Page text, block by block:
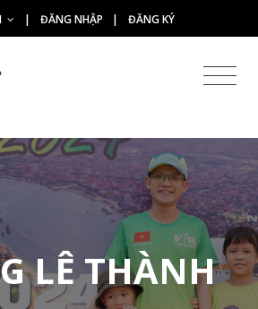
| ĐĂNG NHẬP | ĐĂNG KÝ
LÊ THÀNH